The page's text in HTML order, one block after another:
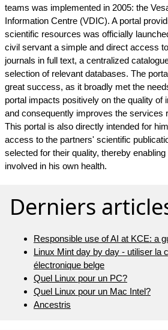
teams was implemented in 2005: the
Information Centre (VDIC). A portal
scientific resources was officially
civil servant a simple and direct access
journals in full text, a centralized
selection of relevant databases. The
great success, as it broadly met the
portal impacts positively on the quality of
and consequently improves the services
This portal is also directly intended for
access to the partners' scientific
selected for their quality, thereby
involved in his own health.
Derniers
Responsible use of AI at KCE: a
Linux Mint day by day - utiliser la
électronique belge
Quel Linux pour un PC?
Quel Linux pour un Mac Intel?
Ancestris